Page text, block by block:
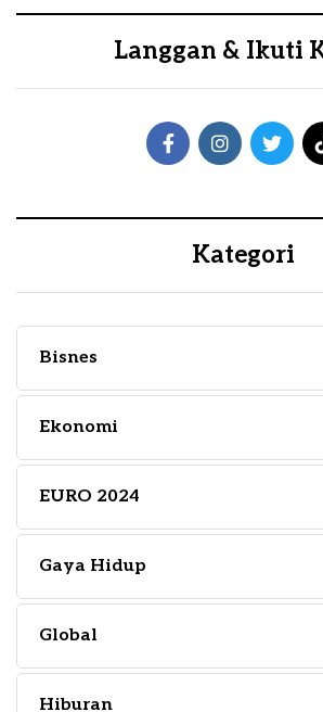
Langgan & Ikuti
Kategori
Bisnes
Ekonomi
EURO 2024
Gaya Hidup
Global
Hiburan